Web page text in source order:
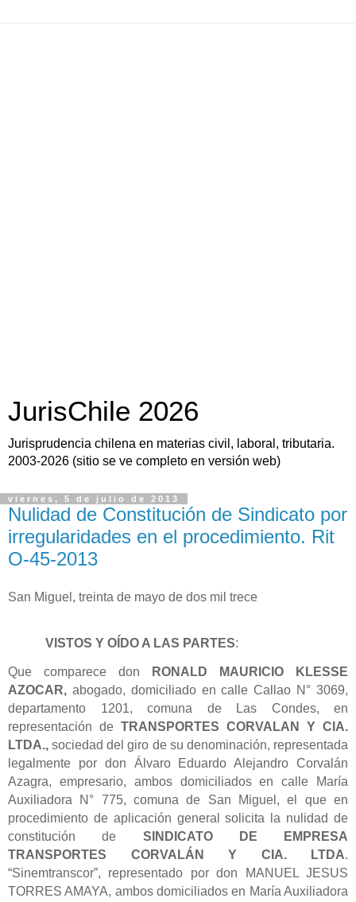
JurisChile 2026
Jurisprudencia chilena en materias civil, laboral, tributaria.
2003-2026 (sitio se ve completo en versión web)
viernes, 5 de julio de 2013
Nulidad de Constitución de Sindicato por
irregularidades en el procedimiento. Rit
O-45-2013
San Miguel , treinta de mayo de dos mil trece
VISTOS Y OÍDO A LAS PARTES:
Que comparece don
RONALD MAURICIO KLESSE
AZOCAR, abogado, domiciliado en calle Callao N° 3069,
departamento 1201, comuna de Las Condes, en
representación de TRANSPORTES CORVALAN Y CIA.
LTDA.,sociedad del giro de su denominación, representada
legalmente por don Álvaro Eduardo Alejandro Corvalán
Azagra, empresario, ambos domiciliados en calle María
Auxiliadora N° 775, comuna de San Miguel, el que en
procedimiento de aplicación general solicita la nulidad de
constitución de SINDICATO DE EMPRESA
TRANSPORTES CORVALÁN Y CIA. LTDA.
“Sinemtranscor”, representado por don MANUEL JESUS
TORRES AMAYA, ambos domiciliados en María Auxiliadora